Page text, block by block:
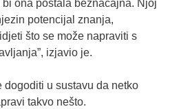
ona postala beznačajna. Njoj
potencijal znanja,
što se može napraviti s
izjavio je.
dogoditi u sustavu da netko
takvo nešto.